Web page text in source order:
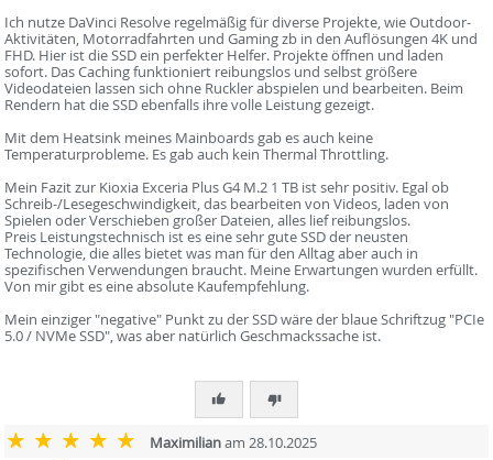
Ich nutze DaVinci Resolve regelmäßig für diverse Projekte, wie Outdoor-
Aktivitäten, Motorradfahrten und Gaming zb in den Auflösungen 4K und
FHD. Hier ist die SSD ein perfekter Helfer. Projekte öffnen und laden
sofort. Das Caching funktioniert reibungslos und selbst größere
Videodateien lassen sich ohne Ruckler abspielen und bearbeiten. Beim
Rendern hat die SSD ebenfalls ihre volle Leistung gezeigt.
Mit dem Heatsink meines Mainboards gab es auch keine
Temperaturprobleme. Es gab auch kein Thermal Throttling.
Mein Fazit zur Kioxia Exceria Plus G4 M.2 1 TB ist sehr positiv. Egal ob
Schreib-/Lesegeschwindigkeit, das bearbeiten von Videos, laden von
Spielen oder Verschieben großer Dateien, alles lief reibungslos.
Preis Leistungstechnisch ist es eine sehr gute SSD der neusten
Technologie, die alles bietet was man für den Alltag aber auch in
spezifischen Verwendungen braucht. Meine Erwartungen wurden erfüllt.
Von mir gibt es eine absolute Kaufempfehlung.
Mein einziger "negative" Punkt zu der SSD wäre der blaue Schriftzug "PCIe
5.0 / NVMe SSD", was aber natürlich Geschmackssache ist.
Maximilianam 28.10.2025